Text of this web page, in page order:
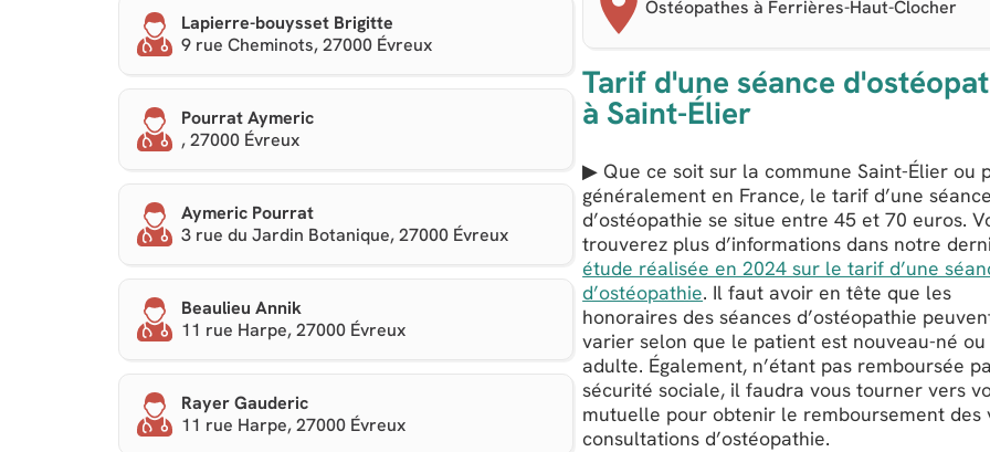
Lapierre-bouysset Brigitte
9 rue Cheminots, 27000 Évreux
Pourrat Aymeric
, 27000 Évreux
Aymeric Pourrat
3 rue du Jardin Botanique, 27000 Évreux
Beaulieu Annik
11 rue Harpe, 27000 Évreux
Rayer Gauderic
11 rue Harpe, 27000 Évreux
Ostéopathes à Ferrières-Haut-Clocher
Tarif d'une séance
à Saint-Élier
▶ Que ce soit sur la commune Saint-Élier ou
généralement en France, le tarif d’une
d’ostéopathie se situe entre 45 et 70 euros.
trouverez plus d’informations dans notre
étude réalisée en 2024 sur le tarif d’une
d’ostéopathie. Il faut avoir en tête que les
honoraires des séances d’ostéopathie
varier selon que le patient est nouveau-né ou
adulte. Également, n’étant pas remboursée
sécurité sociale, il faudra vous tourner vers
mutuelle pour obtenir le remboursement des
consultations d’ostéopathie.